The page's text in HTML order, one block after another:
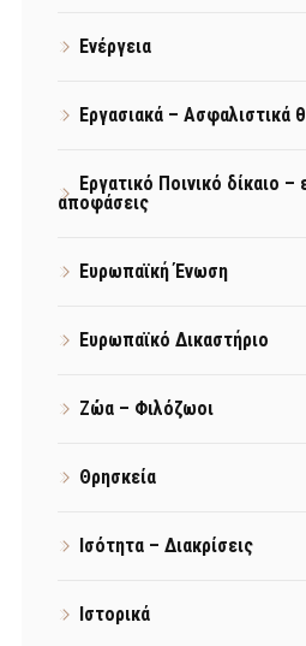
Ενέργεια
Εργασιακά – Ασφαλιστικά
Εργατικό Ποινικό δίκαιο –
αποφάσεις
Ευρωπαϊκή Ένωση
Ευρωπαϊκό Δικαστήριο
Ζώα – Φιλόζωοι
Θρησκεία
Ισότητα – Διακρίσεις
Ιστορικά